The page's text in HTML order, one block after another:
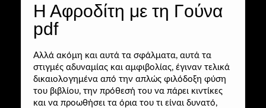
Η Αφροδίτη με τη Γούνα
pdf
Αλλά ακόμη και αυτά τα σφάλματα, αυτά τα
στιγμές αδυναμίας και αμφιβολίας, έγιναν τελικά
δικαιολογημένα από την απλώς φιλόδοξη φύση
του βιβλίου, την πρόθεσή του να πάρει κιντίκες
και να προωθήσει τα όρια του τι είναι δυνατό,